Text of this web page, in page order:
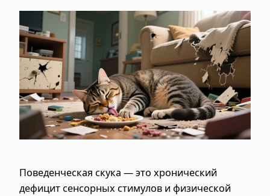
Поведенческая скука — это хронический
дефицит сенсорных стимулов и физической